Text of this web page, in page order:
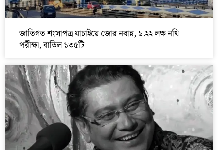
জাতিগত শংসাপত্র যাচাইয়ে জোর নবান্ন, ১.২২ লক্ষ নথি
পরীক্ষা, বাতিল ১৩৫টি